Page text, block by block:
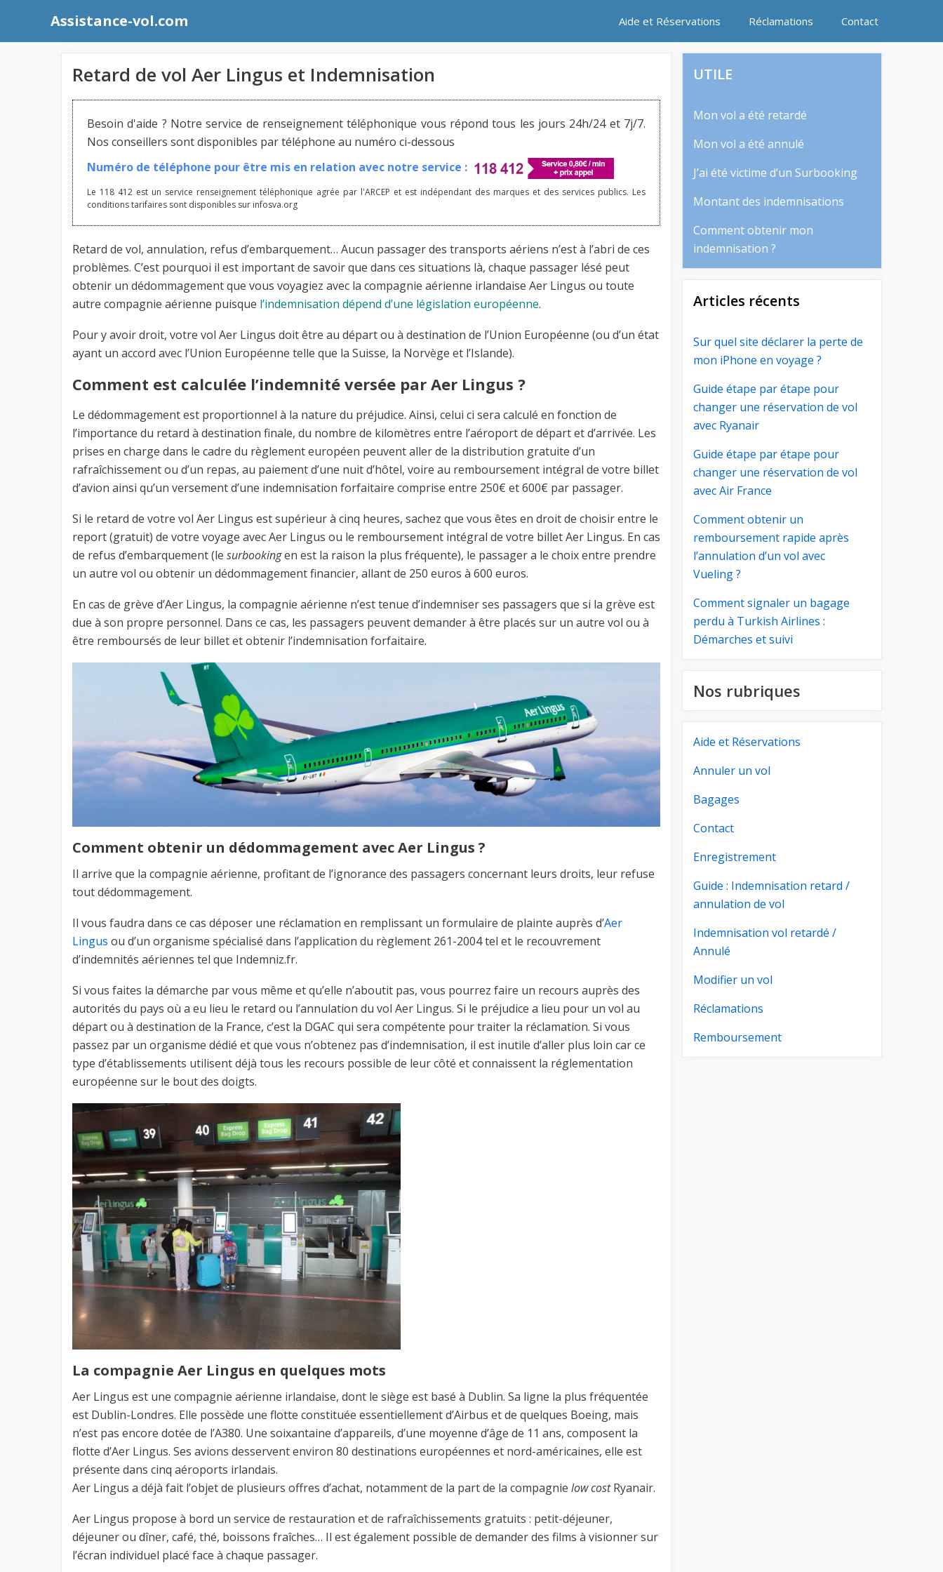
contenu
Assistance-vol.com Aide et Réservations Réclamations Contact
Retard de vol Aer Lingus et Indemnisation
Besoin d'aide ? Notre service de renseignement téléphonique vous répond tous les jours 24h/24 et 7j/7.
Nos conseillers sont disponibles par téléphone au numéro ci-dessous
Numéro de téléphone pour être mis en relation avec notre service :
Le 118 412 est un service renseignement téléphonique agrée par l'ARCEP et est indépendant des marques et des services publics. Les
conditions tarifaires sont disponibles sur infosva.org
Retard de vol, annulation, refus d’embarquement… Aucun passager des transports aériens n’est à l’abri de ces
problèmes. C’est pourquoi il est important de savoir que dans ces situations là, chaque passager lésé peut
obtenir un dédommagement que vous voyagiez avec la compagnie aérienne irlandaise Aer Lingus ou toute
autre compagnie aérienne puisque l’indemnisation dépend d’une législation européenne.
Pour y avoir droit, votre vol Aer Lingus doit être au départ ou à destination de l’Union Européenne (ou d’un état
ayant un accord avec l’Union Européenne telle que la Suisse, la Norvège et l’Islande).
Comment est calculée l’indemnité versée par Aer Lingus ?
Le dédommagement est proportionnel à la nature du préjudice. Ainsi, celui ci sera calculé en fonction de
l’importance du retard à destination finale, du nombre de kilomètres entre l’aéroport de départ et d’arrivée. Les
prises en charge dans le cadre du règlement européen peuvent aller de la distribution gratuite d’un
rafraîchissement ou d’un repas, au paiement d’une nuit d’hôtel, voire au remboursement intégral de votre billet
d’avion ainsi qu’un versement d’une indemnisation forfaitaire comprise entre 250€ et 600€ par passager.
Si le retard de votre vol Aer Lingus est supérieur à cinq heures, sachez que vous êtes en droit de choisir entre le
report (gratuit) de votre voyage avec Aer Lingus ou le remboursement intégral de votre billet Aer Lingus. En cas
de refus d’embarquement (le surbookingen est la raison la plus fréquente), le passager a le choix entre prendre
un autre vol ou obtenir un dédommagement financier, allant de 250 euros à 600 euros.
En cas de grève d’Aer Lingus, la compagnie aérienne n’est tenue d’indemniser ses passagers que si la grève est
due à son propre personnel. Dans ce cas, les passagers peuvent demander à être placés sur un autre vol ou à
être remboursés de leur billet et obtenir l’indemnisation forfaitaire.
Comment obtenir un dédommagement avec Aer Lingus ?
Il arrive que la compagnie aérienne, profitant de l’ignorance des passagers concernant leurs droits, leur refuse
tout dédommagement.
Il vous faudra dans ce cas déposer une réclamation en remplissant un formulaire de plainte auprès d’Aer
Lingus ou d’un organisme spécialisé dans l’application du règlement 261-2004 tel et le recouvrement
d’indemnités aériennes tel que Indemniz.fr.
Si vous faites la démarche par vous même et qu’elle n’aboutit pas, vous pourrez faire un recours auprès des
autorités du pays où a eu lieu le retard ou l’annulation du vol Aer Lingus. Si le préjudice a lieu pour un vol au
départ ou à destination de la France, c’est la DGAC qui sera compétente pour traiter la réclamation. Si vous
passez par un organisme dédié et que vous n’obtenez pas d’indemnisation, il est inutile d’aller plus loin car ce
type d’établissements utilisent déjà tous les recours possible de leur côté et connaissent la réglementation
européenne sur le bout des doigts.
La compagnie Aer Lingus en quelques mots
Aer Lingus est une compagnie aérienne irlandaise, dont le siège est basé à Dublin. Sa ligne la plus fréquentée
est Dublin-Londres. Elle possède une flotte constituée essentiellement d’Airbus et de quelques Boeing, mais
n’est pas encore dotée de l’A380. Une soixantaine d’appareils, d’une moyenne d’âge de 11 ans, composent la
flotte d’Aer Lingus. Ses avions desservent environ 80 destinations européennes et nord-américaines, elle est
présente dans cinq aéroports irlandais.
Aer Lingus a déjà fait l’objet de plusieurs offres d’achat, notamment de la part de la compagnie low costRyanair.
Aer Lingus propose à bord un service de restauration et de rafraîchissements gratuits : petit-déjeuner,
déjeuner ou dîner, café, thé, boissons fraîches… Il est également possible de demander des films à visionner sur
l’écran individuel placé face à chaque passager.
UTILE
Mon vol a été retardé
Mon vol a été annulé
J’ai été victime d’un Surbooking
Montant des indemnisations
Comment obtenir mon
indemnisation ?
Articles récents
Sur quel site déclarer la perte de
mon iPhone en voyage ?
Guide étape par étape pour
changer une réservation de vol
avec Ryanair
Guide étape par étape pour
changer une réservation de vol
avec Air France
Comment obtenir un
remboursement rapide après
l’annulation d’un vol avec
Vueling ?
Comment signaler un bagage
perdu à Turkish Airlines :
Démarches et suivi
Nos rubriques
Aide et Réservations
Annuler un vol
Bagages
Contact
Enregistrement
Guide : Indemnisation retard /
annulation de vol
Indemnisation vol retardé /
Annulé
Modifier un vol
Réclamations
Remboursement